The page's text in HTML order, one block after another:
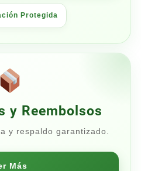
Protegida
y Reembolsos
y respaldo garantizado.
Más